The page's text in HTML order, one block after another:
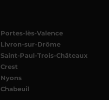
Portes-lès-Valence
Livron-sur-Drôme
Saint-Paul-Trois-Châteaux
Crest
Nyons
Chabeuil